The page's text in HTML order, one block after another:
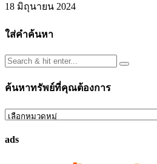
18 มิถุนายน 2024
ใส่คำค้นหา
ค้นหาทรัพย์ที่คุณต้องการ
ค้นหา
ที่
ads